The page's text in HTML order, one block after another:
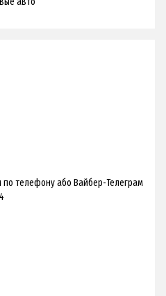
по телефону або Вайбер-Телеграм